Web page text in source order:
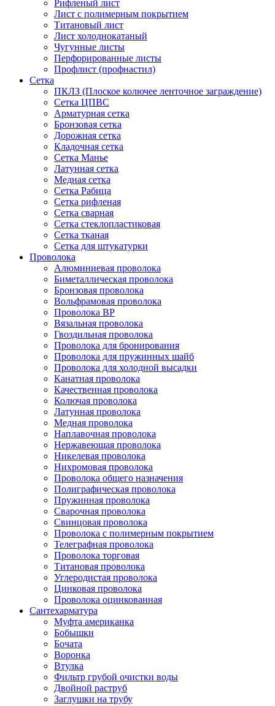
Рифленый лист
Лист с полимерным покрытием
Титановый лист
Лист холоднокатаный
Чугунные листы
Перфорированные листы
Профлист (профнастил)
Сетка
ПКЛЗ (Плоское колючее ленточное заграждение)
Сетка ЦПВС
Арматурная сетка
Бронзовая сетка
Дорожная сетка
Кладочная сетка
Сетка Манье
Латунная сетка
Медная сетка
Сетка Рабица
Сетка рифленая
Сетка сварная
Сетка стеклопластиковая
Сетка тканая
Сетка для штукатурки
Проволока
Алюминиевая проволока
Биметаллическая проволока
Бронзовая проволока
Вольфрамовая проволока
Проволока ВР
Вязальная проволока
Гвоздильная проволока
Проволока для бронирования
Проволока для пружинных шайб
Проволока для холодной высадки
Канатная проволока
Качественная проволока
Колючая проволока
Латунная проволока
Медная проволока
Наплавочная проволока
Нержавеющая проволока
Никелевая проволока
Нихромовая проволока
Проволока общего назначения
Полиграфическая проволока
Пружинная проволока
Сварочная проволока
Свинцовая проволока
Проволока с полимерным покрытием
Телеграфная проволока
Проволока торговая
Титановая проволока
Углеродистая проволока
Цинковая проволока
Проволока оцинкованная
Сантехарматура
Муфта американка
Бобышки
Бочата
Воронка
Втулка
Фильтр грубой очистки воды
Двойной раструб
Заглушки на трубу